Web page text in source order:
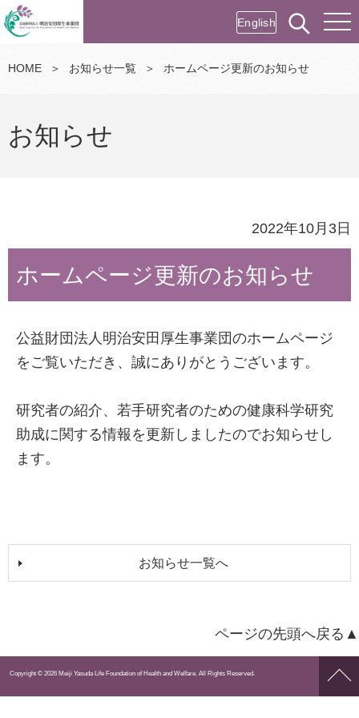
English
HOME ＞ お知らせ一覧 ＞ ホームページ更新のお知らせ
お知らせ
2022年10月3日
ホームページ更新のお知らせ
公益財団法人明治安田厚生事業団のホームページ
をご覧いただき、誠にありがとうございます。
研究者の紹介、若手研究者のための健康科学研究
助成に関する情報を更新しましたのでお知らせし
ます。
お知らせ一覧へ
ページの先頭へ戻る▲
ペー
Copyright © 2026 Meiji Yasuda Life Foundation of Health and Welfare. All Rights Reserved.